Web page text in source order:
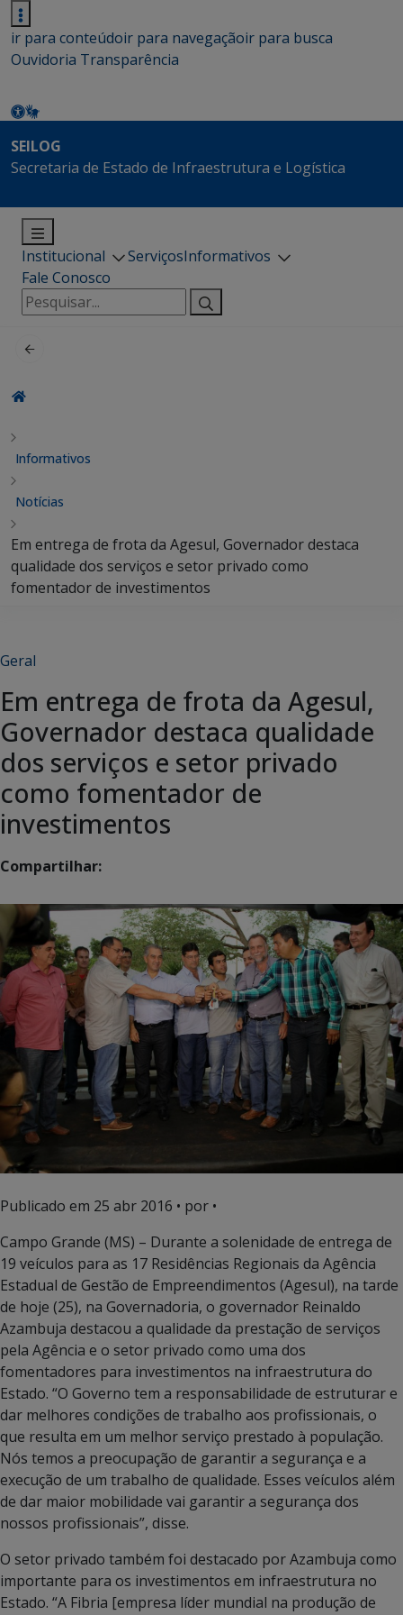
ir para conteúdoir para navegaçãoir para busca
Ouvidoria Transparência
SEILOG
Secretaria de Estado de Infraestrutura e Logística
Institucional ServiçosInformativos
Fale Conosco
Pesquisar
por:
Informativos
Notícias
Em entrega de frota da Agesul, Governador destaca
qualidade dos serviços e setor privado como
fomentador de investimentos
Geral
Em entrega de frota da Agesul,
Governador destaca qualidade
dos serviços e setor privado
como fomentador de
investimentos
Compartilhar:
Publicado em 25 abr 2016 • por •
Campo Grande (MS) – Durante a solenidade de entrega de
19 veículos para as 17 Residências Regionais da Agência
Estadual de Gestão de Empreendimentos (Agesul), na tarde
de hoje (25), na Governadoria, o governador Reinaldo
Azambuja destacou a qualidade da prestação de serviços
pela Agência e o setor privado como uma dos
fomentadores para investimentos na infraestrutura do
Estado. “O Governo tem a responsabilidade de estruturar e
dar melhores condições de trabalho aos profissionais, o
que resulta em um melhor serviço prestado à população.
Nós temos a preocupação de garantir a segurança e a
execução de um trabalho de qualidade. Esses veículos além
de dar maior mobilidade vai garantir a segurança dos
nossos profissionais”, disse.
O setor privado também foi destacado por Azambuja como
importante para os investimentos em infraestrutura no
Estado. “A Fibria [empresa líder mundial na produção de